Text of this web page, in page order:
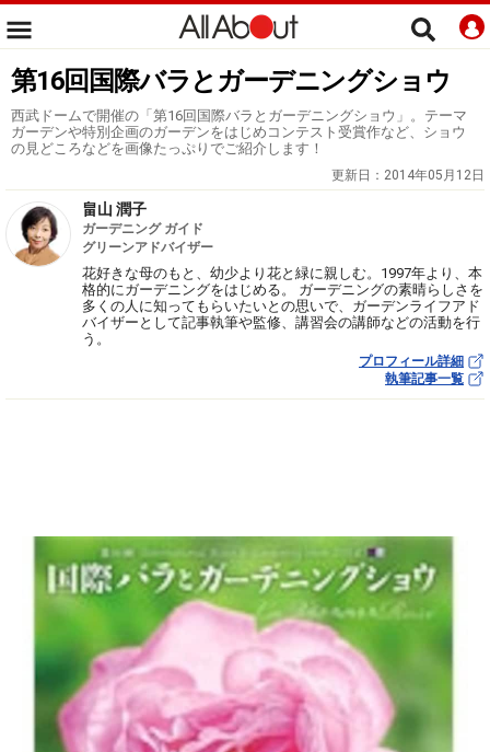
第16回国際バラとガーデニングショウ
西武ドームで開催の「第16回国際バラとガーデニングショウ」。テーマ
ガーデンや特別企画のガーデンをはじめコンテスト受賞作など、ショウ
の見どころなどを画像たっぷりでご紹介します！
更新日： 2014年05月12日
畠山 潤子
ガーデニング ガイド
グリーンアドバイザー
花好きな母のもと、幼少より花と緑に親しむ。1997年より、本
格的にガーデニングをはじめる。 ガーデニングの素晴らしさを
多くの人に知ってもらいたいとの思いで、ガーデンライフアド
バイザーとして記事執筆や監修、講習会の講師などの活動を行
う。
プロフィール詳細
執筆記事一覧